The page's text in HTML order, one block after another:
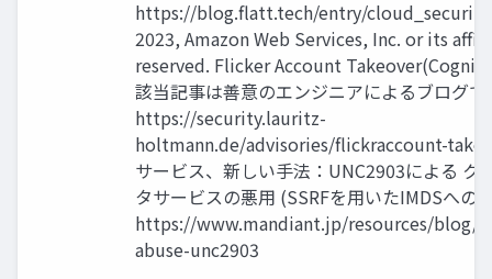
https://blog.flatt.tech/entry/
2023, Amazon Web Services, Inc. or its
reserved. Flicker Account
該当記事は善意のエンジニアによるブログで
https://security.lauritz-
holtmann.de/advisories/flickraccount-
サービス、新しい手法：UNC2903による ク
タサービスの悪用 (SSRFを用いたIMDSへの
https://www.mandiant.jp/resources/blog/
abuse-unc2903